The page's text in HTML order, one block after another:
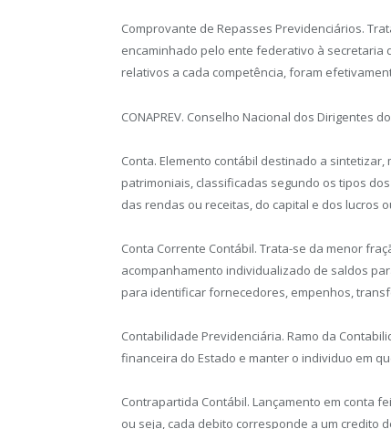
Comprovante de Repasses Previdenciários.
encaminhado pelo ente federativo à secretaria
relativos a cada competência, foram
CONAPREV. Conselho Nacional dos Dirigentes
Conta. Elemento contábil destinado a
patrimoniais, classificadas segundo os tipos
das rendas ou receitas, do capital e dos lucros
Conta Corrente Contábil. Trata-se da menor
acompanhamento individualizado de saldos
para identificar fornecedores, empenhos,
Contabilidade Previdenciária. Ramo da
financeira do Estado e manter o individuo em
Contrapartida Contábil. Lançamento em conta
ou seja, cada debito corresponde a um credito